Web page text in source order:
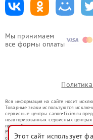
Мы принимаем
все формы оплаты
Вся информация на сайте носит
Товарные знаки используются
сервисные центры canon-fixim.ru
неавторизованных сервисных
правообладателями товарных знаков
Ремонт осуществляется для
со статьей 1487 ГК РФ.
Этот сайт использует